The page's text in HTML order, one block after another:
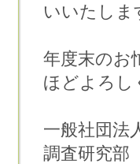
いいたしま
年度末のお
ほどよろし
一般社団法
調査研究部